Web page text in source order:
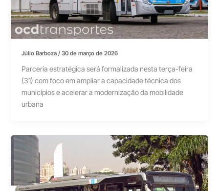
Júlio Barboza/30 de março de 2026
Parceria estratégica será formalizada nesta terça-feira
(31) com foco em ampliar a capacidade técnica dos
municípios e acelerar a modernização da mobilidade
urbana